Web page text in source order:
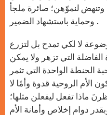
لنموّهن؛ صائرة ملجأ
وحماية باستشهاد الضمير .
لا لكي تمدح بل لتزرع
الفاضلة التي تزهر ولا يمكن
الحنطة الواحدة التي تثمر
الأم الروحية قدوة وأمًا لا
ماذا تفعل ليفعلن مثلها؛
دوام إخلاص وأمانة الأم